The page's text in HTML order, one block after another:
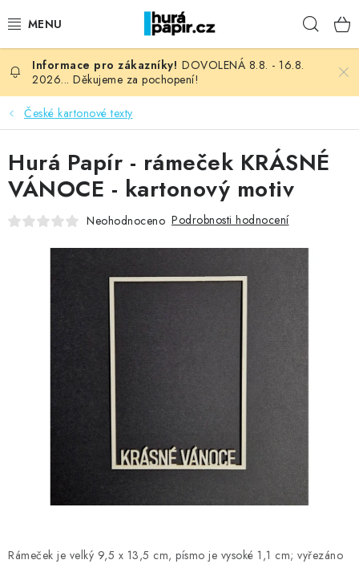
na
NOVINKY
HURÁ DÍLNA
VŠECHNO ZBOŽÍ
KNIHAŘSKÝ MATERIÁL
FOTORECENZE
MOJE OBJEDNÁVKA
Kontakty Moje objednávka
Oblíbené ♥️
Hodnocení obchodu
Obchodní podmínky
Ověřování recenzí
DOVOLENÁ 8.8. - 16.8.
2026... Děkujeme za pochopení!
České kartonové texty
Rámeček je velký 9,5 x 13,5 cm, písmo je vysoké 1,1 cm; vyřezáno
Hurá Papír - rámeček KRÁSNÉ
VÁNOCE - kartonový motiv
Neohodnoceno Podrobnosti hodnocení